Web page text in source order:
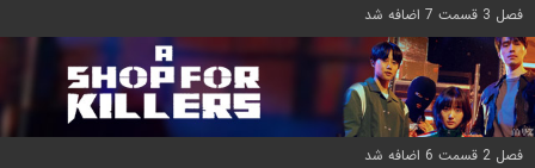
فصل 3 قسمت 7 اضافه شد
فصل 2 قسمت 6 اضافه شد